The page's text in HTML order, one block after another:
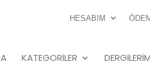
HESABIM
KATEGORILER